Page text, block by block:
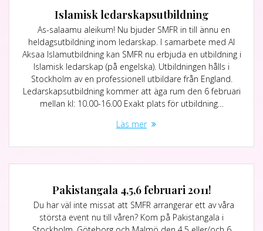
Islamisk ledarskapsutbildning
As-salaamu aleikum! Nu bjuder SMFR in till ännu en
heldagsutbildning inom ledarskap. I samarbete med Al
Aksaa Islamutbildning kan SMFR nu erbjuda en utbildning i
Islamisk ledarskap (på engelska). Utbildningen hålls i
Stockholm av en professionell utbildare från England.
Ledarskapsutbildning kommer att äga rum den 6 februari
mellan kl: 10.00-16.00 Exakt plats för utbildning…
Läs mer
Pakistangala 4,5,6 februari 2011!
Du har väl inte missat att SMFR arrangerar ett av våra
största event nu till våren? Kom på Pakistangala i